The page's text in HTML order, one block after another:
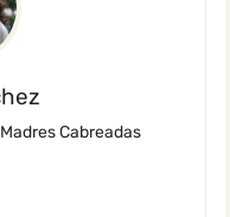
Cabreadas